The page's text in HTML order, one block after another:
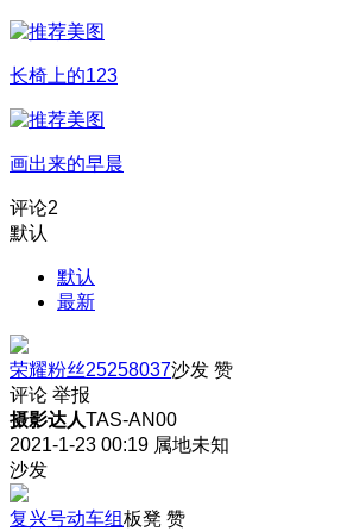
长椅上的123
画出来的早晨
评论2
默认
默认
最新
荣耀粉丝25258037沙发 赞
评论 举报
摄影达人TAS-AN00
2021-1-23 00:19 属地未知
沙发
复兴号动车组板凳 赞